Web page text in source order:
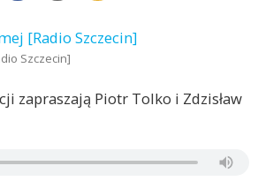
Szczecin]
zapraszają Piotr Tolko i Zdzisław